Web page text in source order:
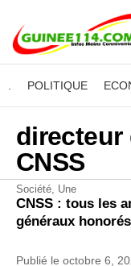
POLITIQUE
directeur
CNSS
Société Une
CNSS : tous les
généraux honorés
Publié le octobre 6,